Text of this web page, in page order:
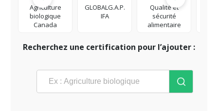
Agriculture
biologique
Canada
GLOBALG.A.P.
IFA
Qualité et
sécurité
alimentaire
Recherchez une certification pour l’ajouter :